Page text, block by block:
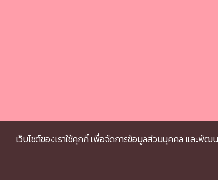
เว็บไซต์ของเราใช้คุกกี้ เพื่อจัดการข้อมูลส่วนบุคคล และพัฒ